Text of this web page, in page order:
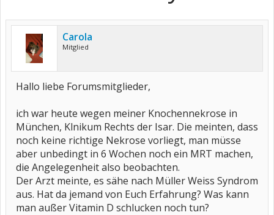
Carola
Mitglied
Hallo liebe Forumsmitglieder,
ich war heute wegen meiner Knochennekrose in
München, Klnikum Rechts der Isar. Die meinten, dass
noch keine richtige Nekrose vorliegt, man müsse
aber unbedingt in 6 Wochen noch ein MRT machen,
die Angelegenheit also beobachten.
Der Arzt meinte, es sähe nach Müller Weiss Syndrom
aus. Hat da jemand von Euch Erfahrung? Was kann
man außer Vitamin D schlucken noch tun?